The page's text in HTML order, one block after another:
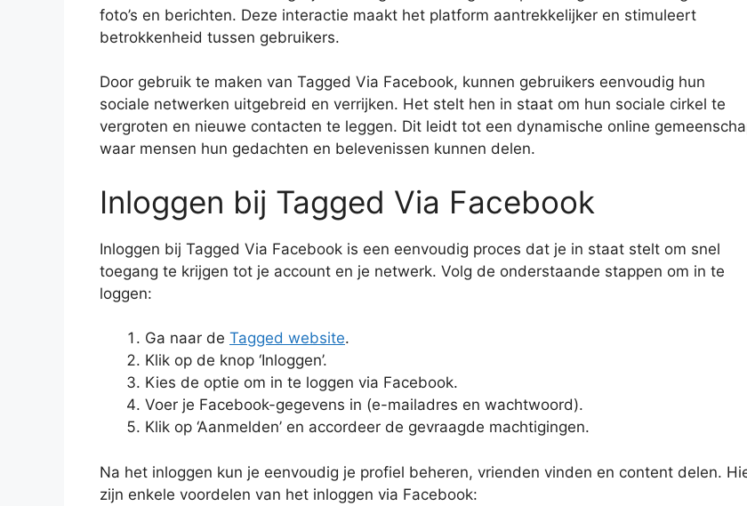
foto’s en berichten. Deze interactie maakt het platform aantrekkelijker en stimuleert
betrokkenheid tussen gebruikers.
Door gebruik te maken van Tagged Via Facebook, kunnen gebruikers eenvoudig hun
sociale netwerken uitgebreid en verrijken. Het stelt hen in staat om hun sociale cirkel te
vergroten en nieuwe contacten te leggen. Dit leidt tot een dynamische online
waar mensen hun gedachten en belevenissen kunnen delen.
Inloggen bij Tagged Via Facebook
Inloggen bij Tagged Via Facebook is een eenvoudig proces dat je in staat stelt om snel
toegang te krijgen tot je account en je netwerk. Volg de onderstaande stappen om in te
loggen:
Ga naar de Tagged website.
Klik op de knop ‘Inloggen’.
Kies de optie om in te loggen via Facebook.
Voer je Facebook-gegevens in (e-mailadres en wachtwoord).
Klik op ‘Aanmelden’ en accordeer de gevraagde machtigingen.
Na het inloggen kun je eenvoudig je profiel beheren, vrienden vinden en content delen.
zijn enkele voordelen van het inloggen via Facebook: